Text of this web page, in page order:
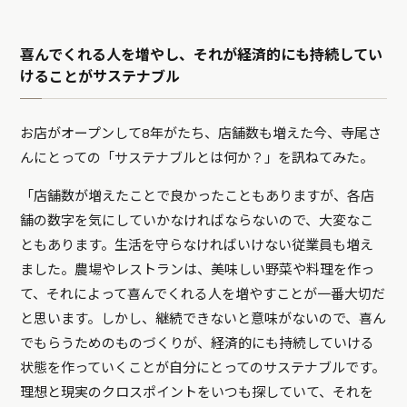
喜んでくれる人を増やし、それが経済的にも持続してい
けることがサステナブル
お店がオープンして8年がたち、店舗数も増えた今、寺尾さ
んにとっての「サステナブルとは何か？」を訊ねてみた。
「店舗数が増えたことで良かったこともありますが、各店
舗の数字を気にしていかなければならないので、大変なこ
ともあります。生活を守らなければいけない従業員も増え
ました。農場やレストランは、美味しい野菜や料理を作っ
て、それによって喜んでくれる人を増やすことが一番大切だ
と思います。しかし、継続できないと意味がないので、喜ん
でもらうためのものづくりが、経済的にも持続していける
状態を作っていくことが自分にとってのサステナブルです。
理想と現実のクロスポイントをいつも探していて、それを